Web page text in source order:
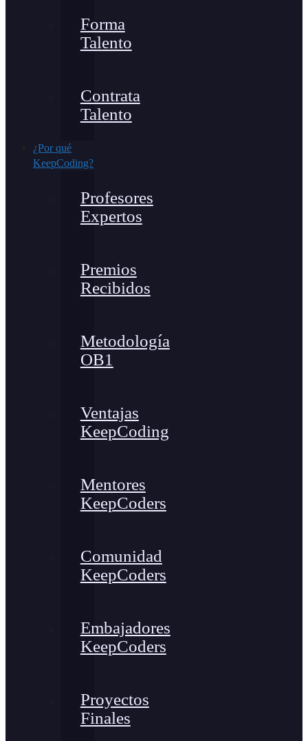
Forma
Talento
Contrata
Talento
¿Por qué
KeepCoding?
Profesores
Expertos
Premios
Recibidos
Metodología
OB1
Ventajas
KeepCoding
Mentores
KeepCoders
Comunidad
KeepCoders
Embajadores
KeepCoders
Proyectos
Finales